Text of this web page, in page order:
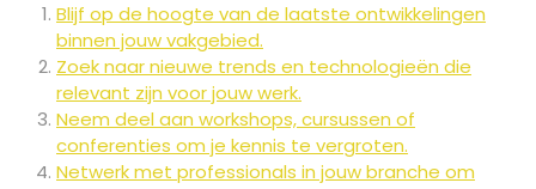
Blijf op de hoogte van de laatste ontwikkelingen
binnen jouw vakgebied.
Zoek naar nieuwe trends en technologieën die
relevant zijn voor jouw werk.
Neem deel aan workshops, cursussen of
conferenties om je kennis te vergroten.
Netwerk met professionals in jouw branche om